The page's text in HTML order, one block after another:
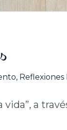
, Reflexiones
vida”, a